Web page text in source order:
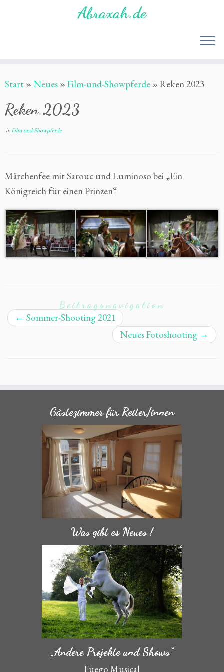
Abraxah.de
Start » Neues » Film-und-Showpferde » Reken 2023
Reken 2023
inFilm-und-Showpferde
Märchenfee mit Sarouc und Luminoso bei „Ein
Königreich für einen Prinzen“
Beitragsnavigation
← Sommer-Shooting 2021
Neues Fotoshooting →
Gästezimmer für Reiter/innen
Was gibt es Neues !
„Andere Projekte und Shows“
Fuego Musical